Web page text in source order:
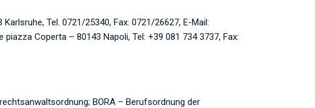
Tel. 0721/25340, Fax: 0721/26627, E-Mail:
Coperta – 80143 Napoli, Tel: +39 081 734 3737, Fax:
BORA – Berufsordnung der